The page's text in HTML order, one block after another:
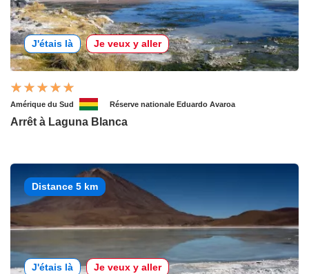
J'étais là Je veux y aller
Amérique du Sud Réserve nationale Eduardo Avaroa
Arrêt à Laguna Blanca
Distance 5 km
J'étais là Je veux y aller